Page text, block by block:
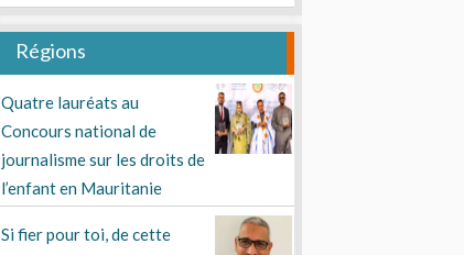
Régions
Quatre lauréats au
Concours national de
journalisme sur les droits de
l’enfant en Mauritanie
Si fier pour toi, de cette